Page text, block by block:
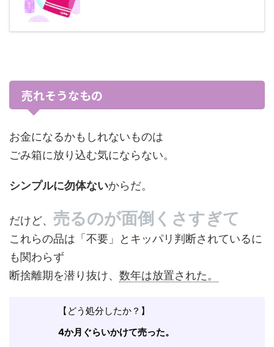
売れそうなもの
お金になるかもしれないものは
ごみ箱に放り込む気にならない。
シンプルに勿体ないからだ。
だけど、 売るのが面倒くさすぎて
これらの品は「不要」とキッパリ判断されているに
も関わらず
断捨離期を潜り抜け、 数年は放置された。
【どう処分したか？】
4か月ぐらいかけて売った。